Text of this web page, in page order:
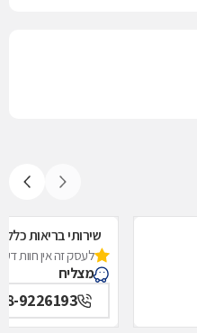
שירותי בריאות
לעסק זה אין חוות
מצליח
9226193